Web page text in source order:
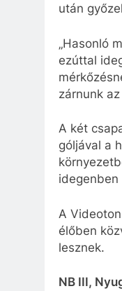
után
„Hasonló
ezúttal
zárnunk
A két
góljával a
A
élőben
lesznek.
NB III,